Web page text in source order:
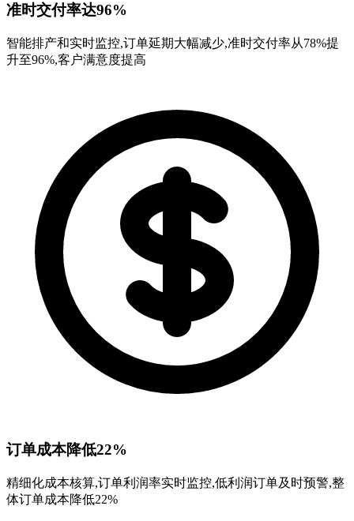
准时交付率达96%
智能排产和实时监控,订单延期大幅减少,准时交付率从78%提
升至96%,客户满意度提高
订单成本降低22%
精细化成本核算,订单利润率实时监控,低利润订单及时预警,整
体订单成本降低22%